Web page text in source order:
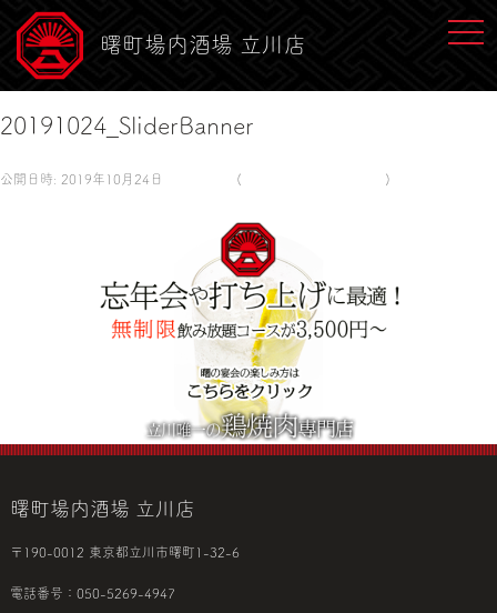
曙町場内酒場 立川店
20191024_SliderBanner
公開日時: 2019年10月24日 ( )
曙町場内酒場 立川店
〒190-0012 東京都立川市曙町1-32-6
電話番号：050-5269-4947